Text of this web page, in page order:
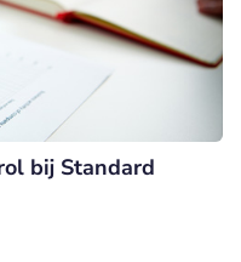
bij Standard